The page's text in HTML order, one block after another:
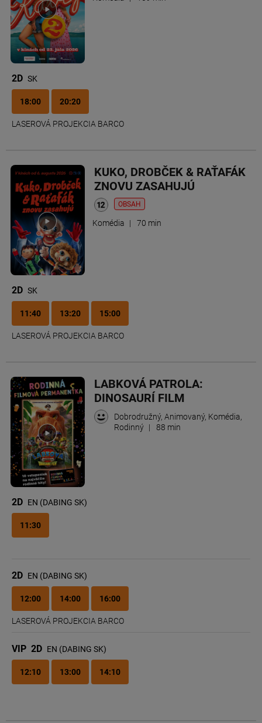
2D SK
18:00 20:20
LASEROVÁ PROJEKCIA BARCO
KUKO, DROBČEK & RAŤAFÁK
ZNOVU ZASAHUJÚ
OBSAH
Komédia | 70 min
2D SK
11:40 13:20 15:00
LASEROVÁ PROJEKCIA BARCO
LABKOVÁ PATROLA:
DINOSAURÍ FILM
Dobrodružný, Animovaný, Komédia,
Rodinný | 88 min
2D EN (DABING SK)
11:30
2D EN (DABING SK)
12:00 14:00 16:00
LASEROVÁ PROJEKCIA BARCO
VIP 2D EN (DABING SK)
12:10 13:00 14:10